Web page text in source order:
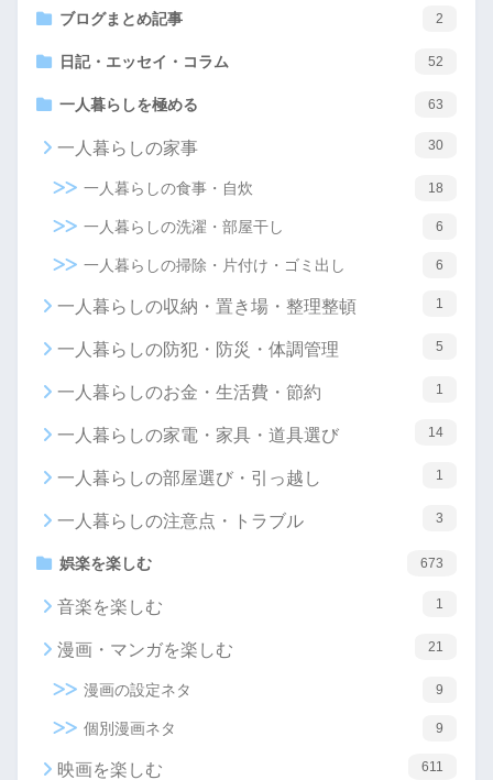
ブログまとめ記事 2
日記・エッセイ・コラム 52
一人暮らしを極める 63
一人暮らしの家事 30
一人暮らしの食事・自炊 18
一人暮らしの洗濯・部屋干し 6
一人暮らしの掃除・片付け・ゴミ出し 6
一人暮らしの収納・置き場・整理整頓 1
一人暮らしの防犯・防災・体調管理 5
一人暮らしのお金・生活費・節約 1
一人暮らしの家電・家具・道具選び 14
一人暮らしの部屋選び・引っ越し 1
一人暮らしの注意点・トラブル 3
娯楽を楽しむ 673
音楽を楽しむ 1
漫画・マンガを楽しむ 21
漫画の設定ネタ 9
個別漫画ネタ 9
映画を楽しむ 611